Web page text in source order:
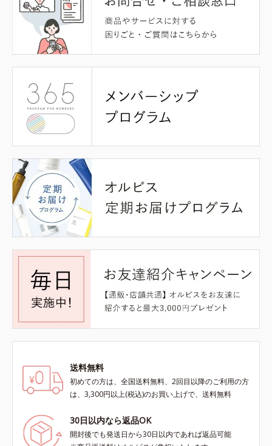
送料無料
初めての方は、全国送料無料、2回目以降のご利用の方
は、3,300円以上(税込)のお買い上げで、送料無料
30日以内なら返品OK
開封後でも発送日から30日以内であれば返品可能